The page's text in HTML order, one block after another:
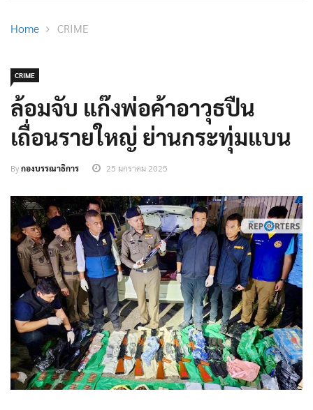
Home CRIME
CRIME
ล้อมจับ แก๊งพ่อค้าอาวุธปืน
เถื่อนรายใหญ่ ย่านกระทุ่มแบน
Byกองบรรณาธิการ 25 มกราคม 2025